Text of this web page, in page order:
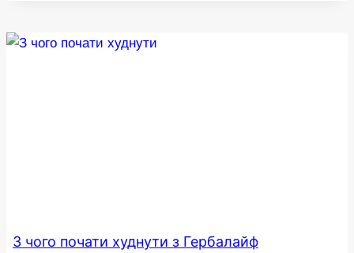
З чого почати худнути з Гербалайф